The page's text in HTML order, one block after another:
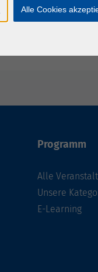
Programm
Alle
Unsere
E-Learning
Alle Cookies